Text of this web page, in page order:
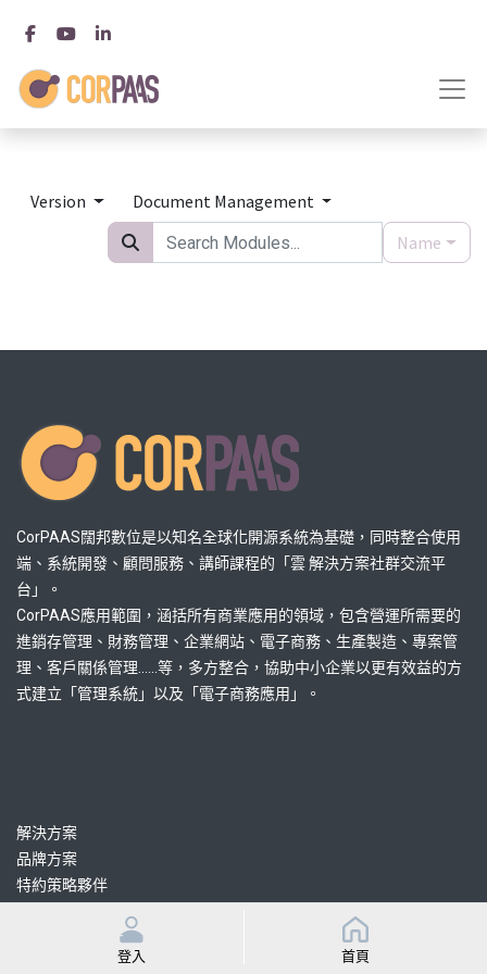
Version
Document Management
Name
CorPAAS闊邦數位是以知名全球化開源系統為基礎，同時整合使用
端、系統開發、顧問服務、講師課程的「雲 解決方案社群交流平
台」。
CorPAAS應用範圍，涵括所有商業應用的領域，包含營運所需要的
進銷存管理、財務管理、企業網站、電子商務、生產製造、專案管
理、客戶關係管理......等，多方整合，協助中小企業以更有效益的方
式建立「管理系統」以及「電子商務應用」。
解決方案
品牌方案
特約策略夥伴
登入 首頁